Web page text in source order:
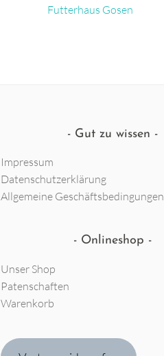
Futterhaus Gosen
Gut zu wissen
Impressum
Datenschutzerklärung
Allgemeine Geschäftsbedingungen
Onlineshop
Unser Shop
Patenschaften
Warenkorb